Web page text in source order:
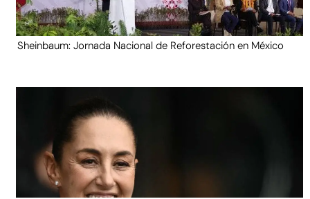
Sheinbaum: Jornada Nacional de Reforestación en México